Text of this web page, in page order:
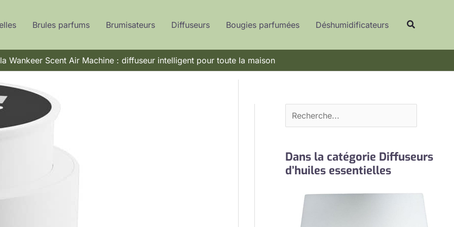
Brules parfums Brumisateurs Diffuseurs Bougies parfumées Déshumidificateurs
Wankeer Scent Air Machine : diffuseur intelligent pour toute la maison
e
e
c
r
Dans la catégorie Diffuseurs
d’huiles essentielles